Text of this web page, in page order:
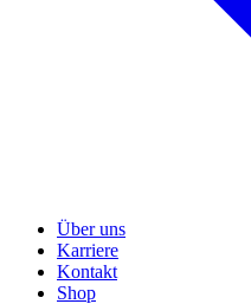
Über uns
Karriere
Kontakt
Shop